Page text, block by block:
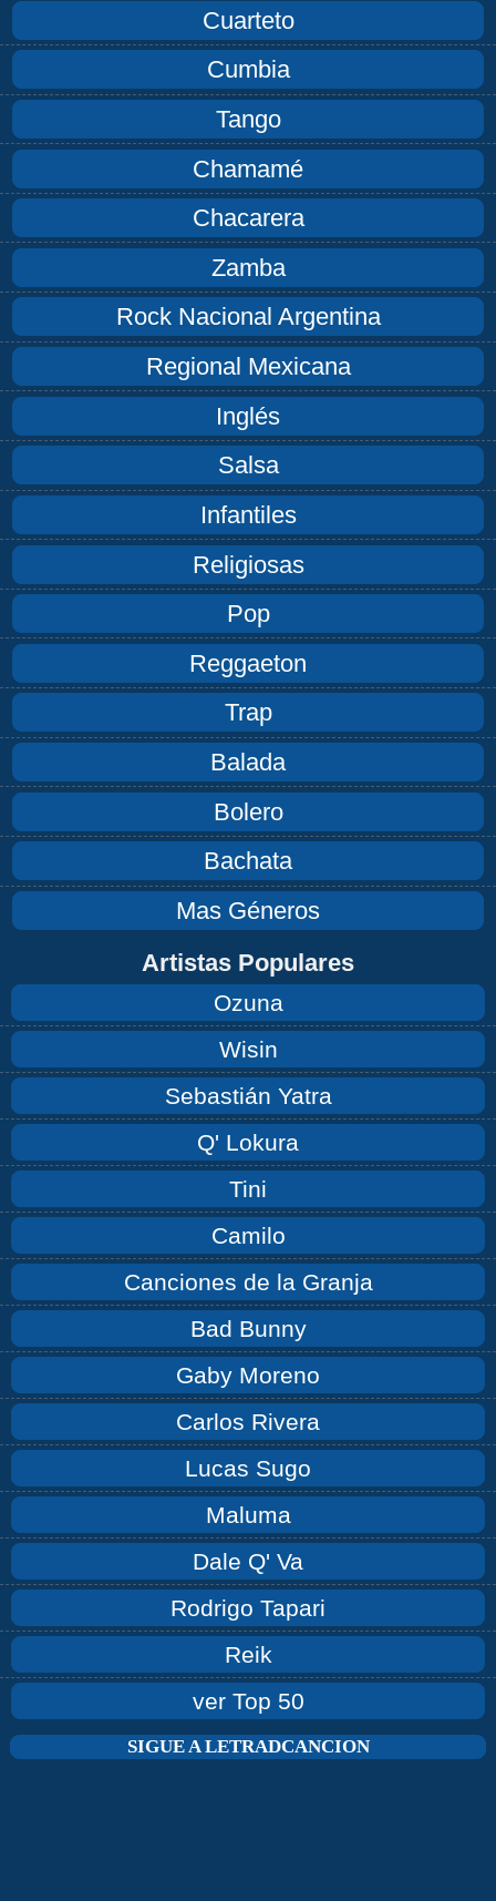
Cuarteto
Cumbia
Tango
Chamamé
Chacarera
Zamba
Rock Nacional Argentina
Regional Mexicana
Inglés
Salsa
Infantiles
Religiosas
Pop
Reggaeton
Trap
Balada
Bolero
Bachata
Mas Géneros
Artistas Populares
Ozuna
Wisin
Sebastián Yatra
Q' Lokura
Tini
Camilo
Canciones de la Granja
Bad Bunny
Gaby Moreno
Carlos Rivera
Lucas Sugo
Maluma
Dale Q' Va
Rodrigo Tapari
Reik
ver Top 50
SIGUE A LETRADCANCION